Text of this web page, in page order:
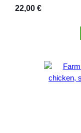
22,00 €